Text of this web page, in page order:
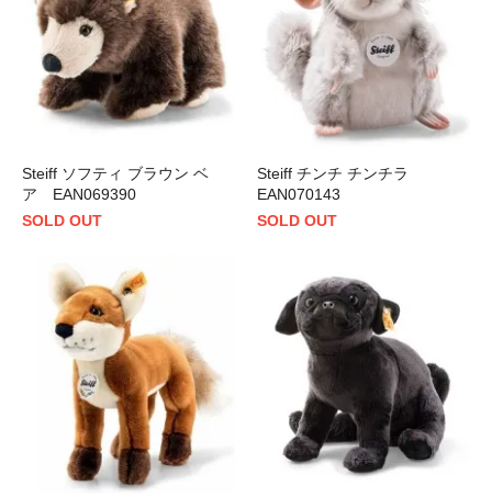
Steiff ソフティ ブラウン ベ
ア EAN069390
SOLD OUT
Steiff チンチ チンチラ
EAN070143
SOLD OUT